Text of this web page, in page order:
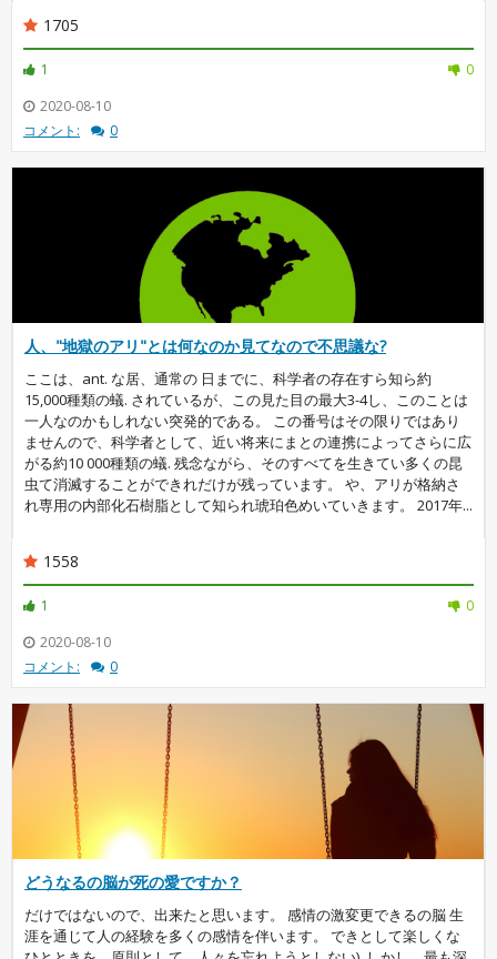
1705
1
0
2020-08-10
コメント:
0
人、"地獄のアリ"とは何なのか見てなので不思議な?
ここは、ant. な居、通常の 日までに、科学者の存在すら知ら約
15,000種類の蟻. されているが、この見た目の最大3-4し、このことは
一人なのかもしれない突発的である。 この番号はその限りではあり
ませんので、科学者として、近い将来にまとの連携によってさらに広
がる約10 000種類の蟻. 残念ながら、そのすべてを生きてい多くの昆
虫て消滅することができれだけが残っています。 や、アリが格納さ
れ専用の内部化石樹脂として知られ琥珀色めいていきます。 2017年...
1558
1
0
2020-08-10
コメント:
0
どうなるの脳が死の愛ですか？
だけではないので、出来たと思います。 感情の激変更できるの脳 生
涯を通じて人の経験を多くの感情を伴います。 できとして楽しくな